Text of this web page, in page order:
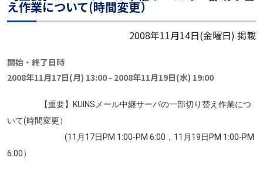
え作業について(時間変更）
2008年11月14日(金曜日) 掲載
開始・終了日時
2008年11月17日(月) 13:00 - 2008年11月19日(水) 19:00
【重要】KUINSメール中継サーバの一部切り替え作業につ
いて(時間変更）
(11月17日PM 1:00-PM 6:00，11月19日PM 1:00-PM
6:00）